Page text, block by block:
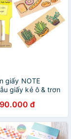
giấy NOTE
giấy kẻ ô & trơn
90.000 đ